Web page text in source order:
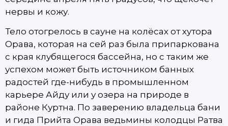
нервы и кожу.
Тело отогрелось в сауне на колёсах от хутора
Орава, которая на сей раз была припаркована
с края клубящегося бассейна, но с таким же
успехом может быть источником банных
радостей где-нибудь в промышленном
карьере Айду или у озера на природе в
районе Куртна. По заверению владельца бани
и гида Прийта Орава ведьмины колодцы Ратва